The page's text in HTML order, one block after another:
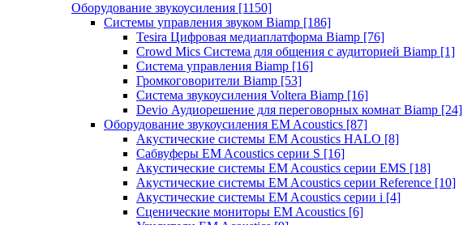
Оборудование звукоусиления [1150]
Системы управления звуком Biamp [186]
Tesira Цифровая медиаплатформа Biamp [76]
Crowd Mics Система для общения с аудиторией Biamp [1]
Система управления Biamp [16]
Громкоговорители Biamp [53]
Система звукоусиления Voltera Biamp [16]
Devio Аудиорешение для переговорных комнат Biamp [24]
Оборудование звукоусиления EM Acoustics [87]
Акустические системы EM Acoustics HALO [8]
Сабвуферы EM Acoustics серии S [16]
Акустические системы EM Acoustics серии EMS [18]
Акустические системы EM Acoustics серии Reference [10]
Акустические системы EM Acoustics серии i [4]
Сценические мониторы EM Acoustics [6]